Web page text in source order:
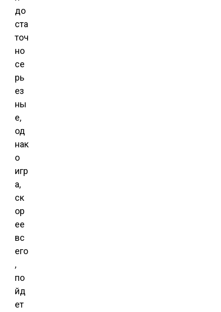
до
ста
точ
но
се
рь
ез
ны
е,
од
нак
о
игр
а,
ск
ор
ее
вс
его
,
по
йд
ет